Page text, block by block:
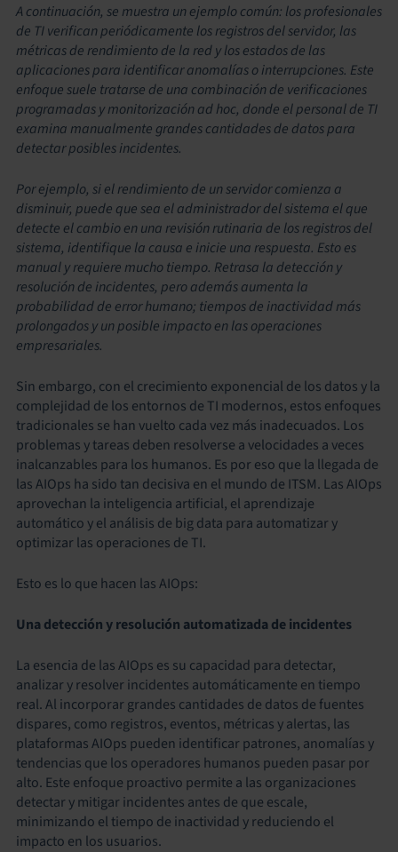
A continuación, se muestra un ejemplo común: los profesionales
de TI verifican periódicamente los registros del servidor, las
métricas de rendimiento de la red y los estados de las
aplicaciones para identificar anomalías o interrupciones. Este
enfoque suele tratarse de una combinación de verificaciones
programadas y monitorización ad hoc, donde el personal de TI
examina manualmente grandes cantidades de datos para
detectar posibles incidentes.
Por ejemplo, si el rendimiento de un servidor comienza a
disminuir, puede que sea el administrador del sistema el que
detecte el cambio en una revisión rutinaria de los registros del
sistema, identifique la causa e inicie una respuesta. Esto es
manual y requiere mucho tiempo. Retrasa la detección y
resolución de incidentes, pero además aumenta la
probabilidad de error humano; tiempos de inactividad más
prolongados y un posible impacto en las operaciones
empresariales.
Sin embargo, con el crecimiento exponencial de los datos y la
complejidad de los entornos de TI modernos, estos enfoques
tradicionales se han vuelto cada vez más inadecuados. Los
problemas y tareas deben resolverse a velocidades a veces
inalcanzables para los humanos. Es por eso que la llegada de
las AIOps ha sido tan decisiva en el mundo de ITSM. Las AIOps
aprovechan la inteligencia artificial, el aprendizaje
automático y el análisis de big data para automatizar y
optimizar las operaciones de TI.
Esto es lo que hacen las AIOps:
Una detección y resolución automatizada de incidentes
La esencia de las AIOps es su capacidad para detectar,
analizar y resolver incidentes automáticamente en tiempo
real. Al incorporar grandes cantidades de datos de fuentes
dispares, como registros, eventos, métricas y alertas, las
plataformas AIOps pueden identificar patrones, anomalías y
tendencias que los operadores humanos pueden pasar por
alto. Este enfoque proactivo permite a las organizaciones
detectar y mitigar incidentes antes de que escale,
minimizando el tiempo de inactividad y reduciendo el
impacto en los usuarios.